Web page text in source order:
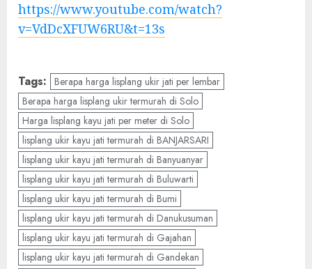
https://www.youtube.com/watch?
v=VdDcXFUW6RU&t=13s
Tags: Berapa harga lisplang ukir jati per lembar
Berapa harga lisplang ukir termurah di Solo
Harga lisplang kayu jati per meter di Solo
lisplang ukir kayu jati termurah di BANJARSARI
lisplang ukir kayu jati termurah di Banyuanyar
lisplang ukir kayu jati termurah di Buluwarti
lisplang ukir kayu jati termurah di Bumi
lisplang ukir kayu jati termurah di Danukusuman
lisplang ukir kayu jati termurah di Gajahan
lisplang ukir kayu jati termurah di Gandekan